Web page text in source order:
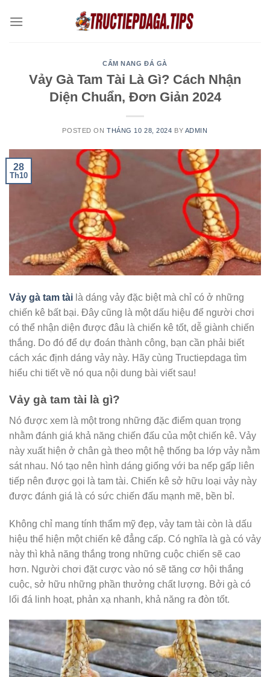
CẨM NANG ĐÁ GÀ
Vảy Gà Tam Tài Là Gì? Cách Nhận
Diện Chuẩn, Đơn Giản 2024
POSTED ON THÁNG 10 28, 2024 BY ADMIN
28
Th10
Vảy gà tam tài là dáng vảy đặc biệt mà chỉ có ở những
chiến kê bất bại. Đây cũng là một dấu hiệu để người chơi
có thể nhận diện được đâu là chiến kê tốt, dễ giành chiến
thắng. Do đó để dự đoán thành công, bạn cần phải biết
cách xác định dáng vảy này. Hãy cùng Tructiepdaga tìm
hiểu chi tiết về nó qua nội dung bài viết sau!
Vảy gà tam tài là gì?
Nó được xem là một trong những đặc điểm quan trọng
nhằm đánh giá khả năng chiến đấu của một chiến kê. Vảy
này xuất hiện ở chân gà theo một hệ thống ba lớp vảy nằm
sát nhau. Nó tạo nên hình dáng giống với ba nếp gấp liên
tiếp nên được gọi là tam tài. Chiến kê sở hữu loại vảy này
được đánh giá là có sức chiến đấu mạnh mẽ, bền bỉ.
Không chỉ mang tính thẩm mỹ đẹp, vảy tam tài còn là dấu
hiệu thể hiện một chiến kê đẳng cấp. Có nghĩa là gà có vảy
này thì khả năng thắng trong những cuộc chiến sẽ cao
hơn. Người chơi đặt cược vào nó sẽ tăng cơ hội thắng
cuộc, sở hữu những phần thưởng chất lượng. Bởi gà có
lối đá linh hoạt, phản xạ nhanh, khả năng ra đòn tốt.